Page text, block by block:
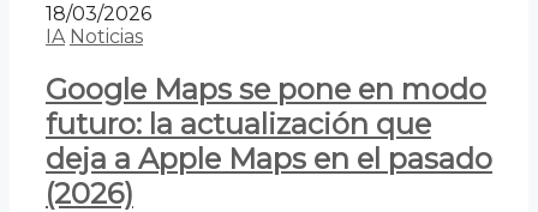
18/03/2026
IA Noticias
Google Maps se pone en modo
futuro: la actualización que
deja a Apple Maps en el pasado
(2026)